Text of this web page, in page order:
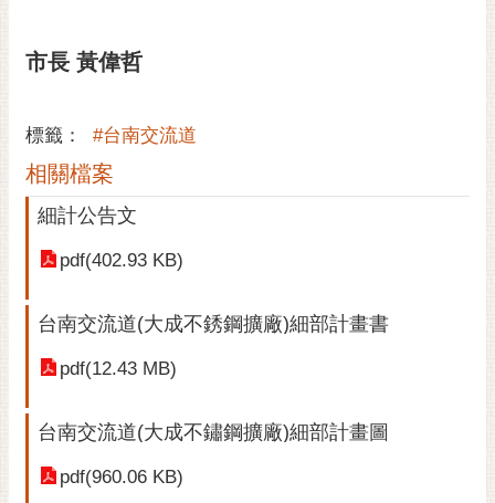
民
信
English
日
全
市長 黃偉哲
標籤： #台南交流道
相關檔案
細計公告文
pdf(402.93 KB)
台南交流道(大成不銹鋼擴廠)細部計畫書
pdf(12.43 MB)
台南交流道(大成不鏽鋼擴廠)細部計畫圖
pdf(960.06 KB)